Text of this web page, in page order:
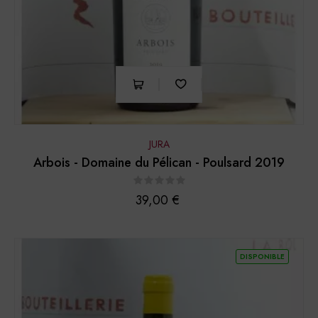
JURA
Arbois - Domaine du Pélican - Poulsard 2019
Prix
39,00 €
DISPONIBLE